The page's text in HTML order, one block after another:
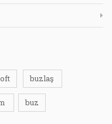
buzlaş
buz